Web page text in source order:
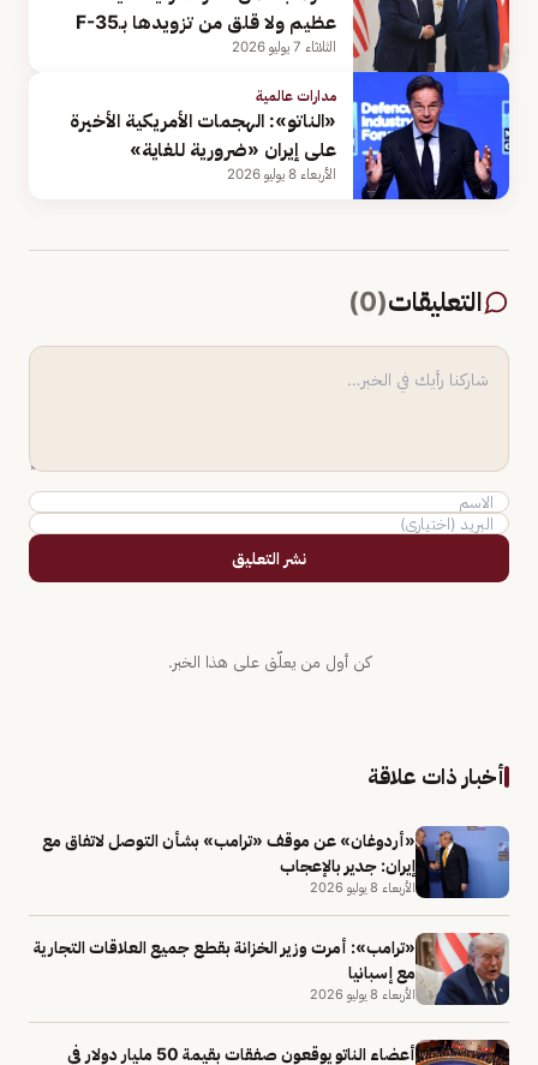
عظيم ولا قلق من تزويدها بـF-35
الثلاثاء 7 يوليو 2026
مدارات عالمية
«الناتو»: الهجمات الأمريكية الأخيرة
على إيران «ضرورية للغاية»
الأربعاء 8 يوليو 2026
التعليقات(
0
)
نشر التعليق
كن أول من يعلّق على هذا الخبر.
أخبار ذات علاقة
«أردوغان» عن موقف «ترامب» بشأن التوصل لاتفاق مع
إيران: جدير بالإعجاب
الأربعاء 8 يوليو 2026
«ترامب»: أمرت وزير الخزانة بقطع جميع العلاقات التجارية
مع إسبانيا
الأربعاء 8 يوليو 2026
أعضاء الناتو يوقعون صفقات بقيمة 50 مليار دولار في